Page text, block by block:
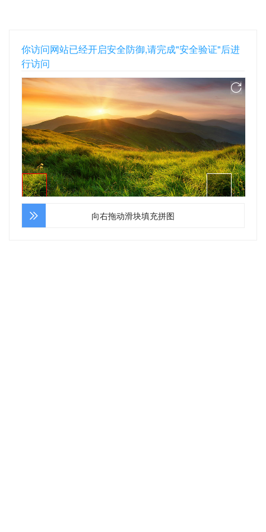
你访问网站已经开启安全防御,请完成"安全验证"后进
行访问
向右拖动滑块填充拼图